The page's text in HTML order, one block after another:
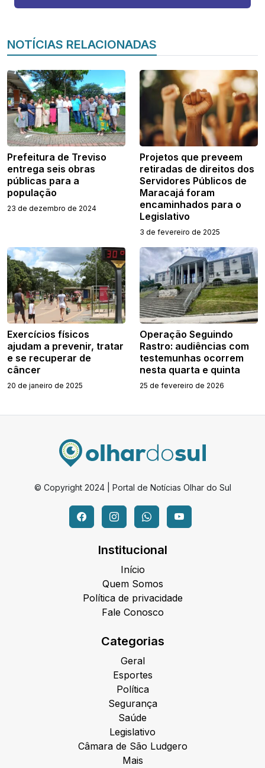
NOTÍCIAS RELACIONADAS
Prefeitura de Treviso
entrega seis obras
públicas para a
população
23 de dezembro de 2024
Projetos que preveem
retiradas de direitos dos
Servidores Públicos de
Maracajá foram
encaminhados para o
Legislativo
3 de fevereiro de 2025
Exercícios físicos
ajudam a prevenir, tratar
e se recuperar de
câncer
20 de janeiro de 2025
Operação Seguindo
Rastro: audiências com
testemunhas ocorrem
nesta quarta e quinta
25 de fevereiro de 2026
© Copyright 2024 | Portal de Notícias Olhar do Sul
Institucional
Início
Quem Somos
Política de privacidade
Fale Conosco
Categorias
Geral
Esportes
Política
Segurança
Saúde
Legislativo
Câmara de São Ludgero
Mais